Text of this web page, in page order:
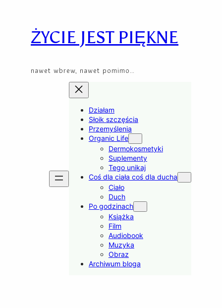
contentŻYCIE JEST PIĘKNE
nawet wbrew, nawet pomimo…
Działam
Słoik szczęścia
Przemyślenia
Organic Life
Dermokosmetyki
Suplementy
Tego unikaj
Coś dla ciała coś dla ducha
Ciało
Duch
Po godzinach
Książka
Film
Audiobook
Muzyka
Obraz
Archiwum bloga